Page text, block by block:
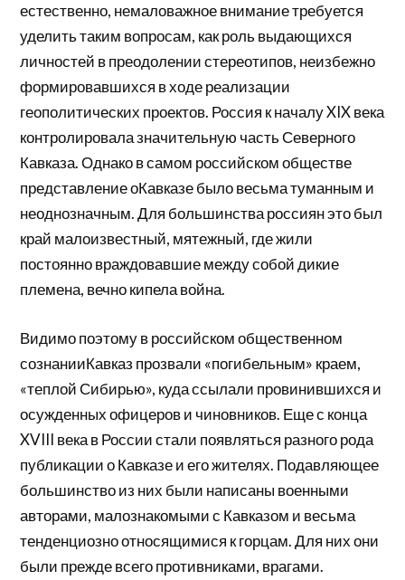
естественно, немаловажное внимание требуется
уделить таким вопросам, как роль выдающихся
личностей в преодолении стереотипов, неизбежно
формировавшихся в ходе реализации
геополитических проектов. Россия к началу XIX века
контролировала значительную часть Северного
Кавказа. Однако в самом российском обществе
представление оКавказе было весьма туманным и
неоднозначным. Для большинства россиян это был
край малоизвестный, мятежный, где жили
постоянно враждовавшие между собой дикие
племена, вечно кипела война.
Видимо поэтому в российском общественном
сознанииКавказ прозвали «погибельным» краем,
«теплой Сибирью», куда ссылали провинившихся и
осужденных офицеров и чиновников. Еще с конца
XVIII века в России стали появляться разного рода
публикации о Кавказе и его жителях. Подавляющее
большинство из них были написаны военными
авторами, малознакомыми с Кавказом и весьма
тенденциозно относящимися к горцам. Для них они
были прежде всего противниками, врагами.